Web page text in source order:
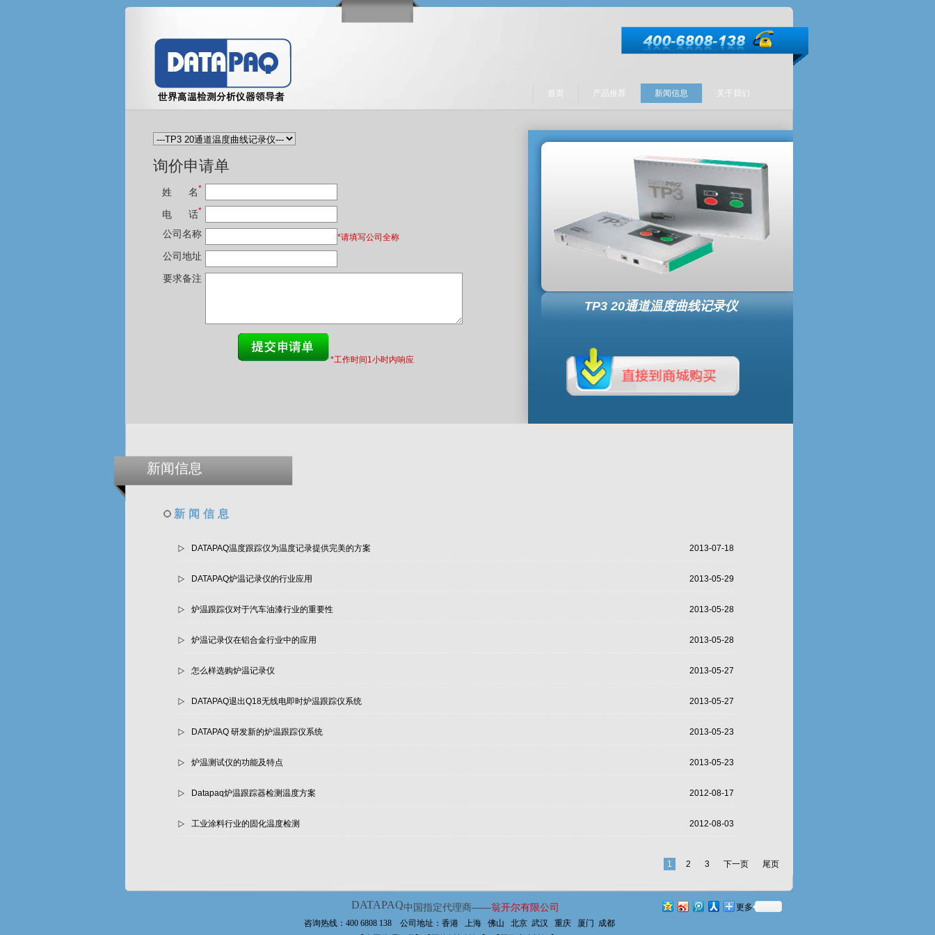
首页 产品推荐 新闻信息 关于我们
TP3 20通道温度曲线记录仪
新闻信息
新闻信息
2013-07-18
DATAPAQ温度跟踪仪为温度记录提供完美的方案
2013-05-29
DATAPAQ炉温记录仪的行业应用
2013-05-28
炉温跟踪仪对于汽车油漆行业的重要性
2013-05-28
炉温记录仪在铝合金行业中的应用
2013-05-27
怎么样选购炉温记录仪
2013-05-27
DATAPAQ退出Q18无线电即时炉温跟踪仪系统
2013-05-23
DATAPAQ 研发新的炉温跟踪仪系统
2013-05-23
炉温测试仪的功能及特点
2012-08-17
Datapaq炉温跟踪器检测温度方案
2012-08-03
工业涂料行业的固化温度检测
1 2 3 下一页 尾页
询价申请单
姓 名*
电 话*
公司名称 *请填写公司全称
公司地址
要求备注
*工作时间1小时内响应
更多
DATAPAQ中国指定代理商——翁开尔有限公司
咨询热线：400 6808 138 公司地址：香港 上海 佛山 北京 武汉 重庆 厦门 成都